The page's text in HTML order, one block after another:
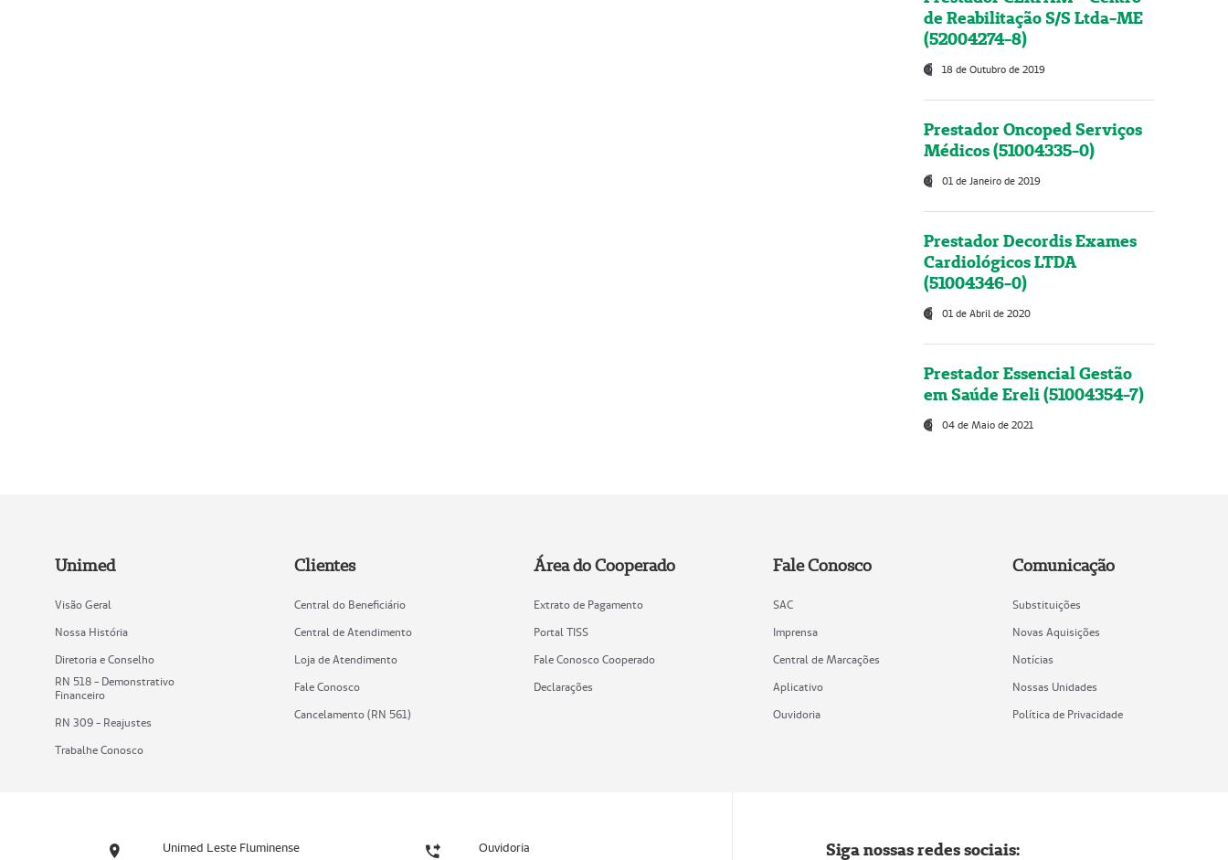
de Reabilitação S/S Ltda-ME
(52004274-8)
18 de Outubro de 2019
Prestador Oncoped Serviços
Médicos (51004335-0)
01 de Janeiro de 2019
Prestador Decordis Exames
Cardiológicos LTDA
(51004346-0)
01 de Abril de 2020
Prestador Essencial Gestão
em Saúde Ereli (51004354-7)
04 de Maio de 2021
Unimed
Visão Geral
Nossa História
Diretoria e Conselho
RN 518 - Demonstrativo
Financeiro
RN 309 - Reajustes
Trabalhe Conosco
Clientes
Central do Beneficiário
Central de Atendimento
Loja de Atendimento
Fale Conosco
Cancelamento (RN 561)
Área do Cooperado
Extrato de Pagamento
Portal TISS
Fale Conosco Cooperado
Declarações
Fale Conosco
SAC
Imprensa
Central de Marcações
Aplicativo
Ouvidoria
Comunicação
Substituições
Novas Aquisições
Notícias
Nossas Unidades
Política de Privacidade
Unimed Leste Fluminense Ouvidoria Siga nossas redes sociais: